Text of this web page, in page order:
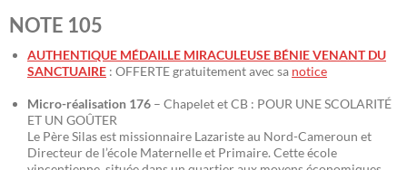
NOTE 105
AUTHENTIQUE MÉDAILLE MIRACULEUSE BÉNIE VENANT DU
SANCTUAIRE : OFFERTE gratuitement avec sa notice
Micro-réalisation 176 – Chapelet et CB : POUR UNE SCOLARITÉ
ET UN GOÛTER
Le Père Silas est missionnaire Lazariste au Nord-Cameroun et
Directeur de l’école Maternelle et Primaire. Cette école